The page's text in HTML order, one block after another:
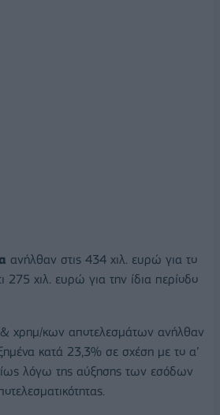
ανήλθαν στις 434 χιλ. ευρώ για το
275 χιλ. ευρώ για την ίδια περίοδο
χρημ/κων αποτελεσμάτων ανήλθαν
κατά 23,3% σε σχέση με το α’
λόγω της αύξησης των εσόδων